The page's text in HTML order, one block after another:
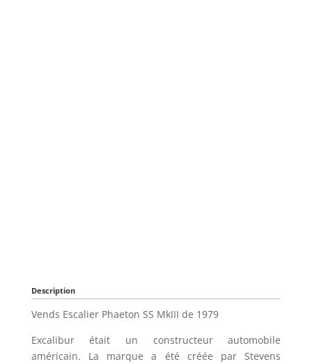
Description
Vends Escalier Phaeton SS MkIII de 1979
Excalibur était un constructeur automobile
américain. La marque a été créée par Stevens